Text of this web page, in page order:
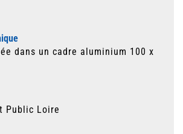
dans un cadre aluminium 100 x
Public Loire